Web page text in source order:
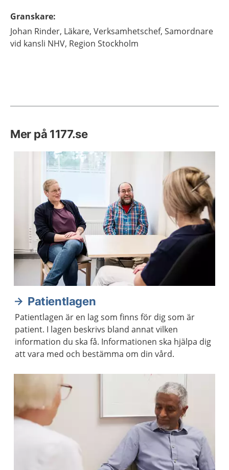
Granskare:
Johan Rinder, Läkare, Verksamhetschef, Samordnare
vid kansli NHV, Region Stockholm
Mer på 1177.se
Patientlagen
Patientlagen är en lag som finns för dig som är
patient. I lagen beskrivs bland annat vilken
information du ska få. Informationen ska hjälpa dig
att vara med och bestämma om din vård.